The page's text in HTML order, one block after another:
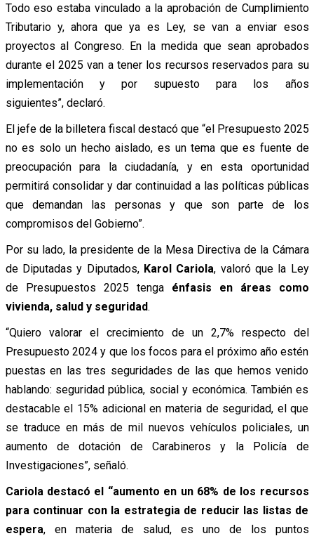
Todo eso estaba vinculado a la aprobación de Cumplimiento
Tributario y, ahora que ya es Ley, se van a enviar esos
proyectos al Congreso. En la medida que sean aprobados
durante el 2025 van a tener los recursos reservados para su
implementación y por supuesto para los años
siguientes”, declaró.
El jefe de la billetera fiscal destacó que “el Presupuesto 2025
no es solo un hecho aislado, es un tema que es fuente de
preocupación para la ciudadanía, y en esta oportunidad
permitirá consolidar y dar continuidad a las políticas públicas
que demandan las personas y que son parte de los
compromisos del Gobierno”.
Por su lado, la presidente de la Mesa Directiva de la Cámara
de Diputadas y Diputados, Karol Cariola, valoró que la Ley
de Presupuestos 2025 tengaénfasis en áreas como
vivienda, salud y seguridad.
“Quiero valorar el crecimiento de un 2,7% respecto del
Presupuesto 2024 y que los focos para el próximo año estén
puestas en las tres seguridades de las que hemos venido
hablando: seguridad pública, social y económica. También es
destacable el 15% adicional en materia de seguridad, el que
se traduce en más de mil nuevos vehículos policiales, un
aumento de dotación de Carabineros y la Policía de
Investigaciones”, señaló.
Cariola destacó el “aumento en un 68% de los recursos
para continuar con la estrategia de reducir las listas de
espera, en materia de salud, es uno de los puntos